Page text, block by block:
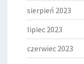
sierpień 2023
lipiec 2023
czerwiec 2023